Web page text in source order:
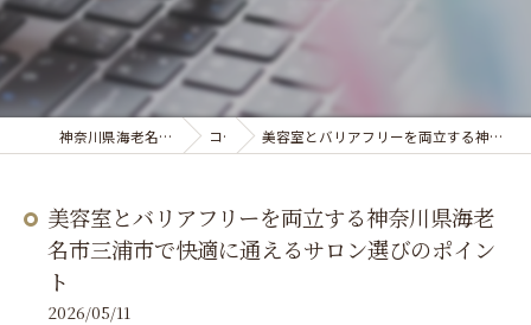
神奈川県海老名市の美容室なら美容室Brown コラム 美容室とバリアフリーを両立する神奈川県海老名市三浦市で快適に通えるサロン選びのポイント
美容室とバリアフリーを両立する神奈川県海老
名市三浦市で快適に通えるサロン選びのポイン
ト
2026/05/11